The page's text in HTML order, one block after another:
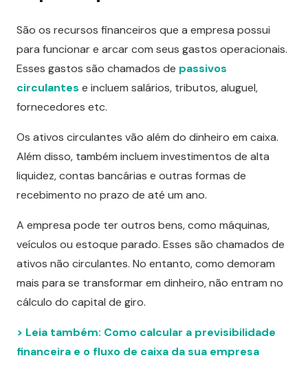
São os recursos financeiros que a empresa possui
para funcionar e arcar com seus gastos operacionais.
Esses gastos são chamados de passivos
circulantes e incluem salários, tributos, aluguel,
fornecedores etc.
Os ativos circulantes vão além do dinheiro em caixa.
Além disso, também incluem investimentos de alta
liquidez, contas bancárias e outras formas de
recebimento no prazo de até um ano.
A empresa pode ter outros bens, como máquinas,
veículos ou estoque parado. Esses são chamados de
ativos não circulantes. No entanto, como demoram
mais para se transformar em dinheiro, não entram no
cálculo do capital de giro.
> Leia também: Como calcular a previsibilidade
financeira e o fluxo de caixa da sua empresa